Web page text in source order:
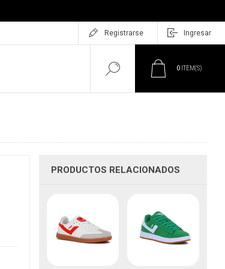
Registrarse Ingresar
0 ITEM(S)
PRODUCTOS RELACIONADOS